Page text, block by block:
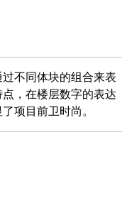
不同体块的组合来表
，在楼层数字的表达
项目前卫时尚。